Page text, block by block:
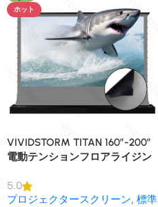
ホット
VIVIDSTORM TITAN 160″-200″
電動テンションフロアライジン
ン
5.0
プロジェクタースクリーン, 標準